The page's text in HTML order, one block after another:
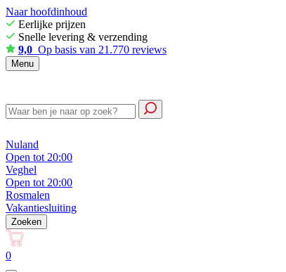
Naar hoofdinhoud
Eerlijke prijzen
Snelle levering & verzending
9,0 Op basis van 21.770 reviews
Menu
Nuland
Open tot 20:00
Veghel
Open tot 20:00
Rosmalen
Vakantiesluiting
Zoeken
0